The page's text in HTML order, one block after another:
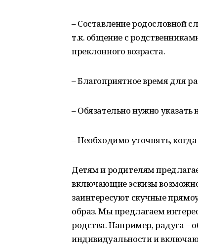
– Составление родословной
т.к. общение с
преклонного возраста.
– Благоприятное время для
– Обязательно нужно
– Необходимо уточнять,
Детям и родителям
включающие эскизы
заинтересуют скучные
образ. Мы предлагаем
родства. Например, радуга –
индивидуальности и